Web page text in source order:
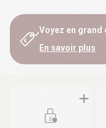
Voyez en grand
En savoir plus